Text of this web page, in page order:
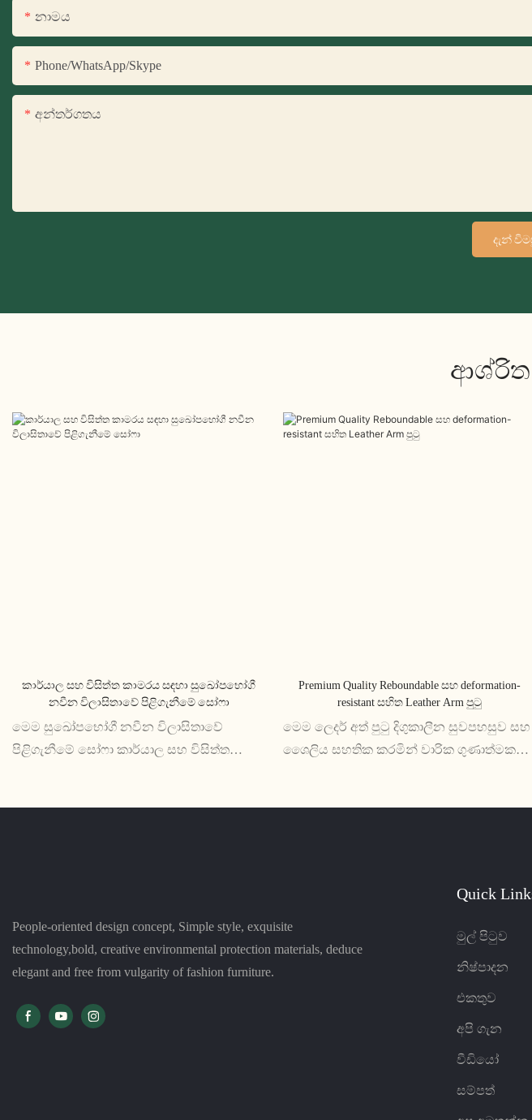
නාමය
Phone/WhatsApp/Skype
අන්තර්ගතය
දැන්
ආශ්රිත
කාර්යාල සහ විසිත්ත කාමරය සඳහා සුඛෝපභෝගී
නවීන විලාසිතාවේ පිළිගැනීමේ සෝෆා
මෙම සුඛෝපභෝගී නවීන විලාසිතාවේ
පිළිගැනීමේ සෝෆා කාර්යාල සහ විසිත්ත
Premium Quality Reboundable සහ deformation-
resistant සහිත Leather Arm පුටු
මෙම ලෙදර් අත් පුටු දිගුකාලීන සුවපහසුව සහ
ශෛලිය සහතික කරමින් වාරික ගුණාත්මක
People-oriented design concept, Simple style, exquisite
technology,bold, creative environmental protection materials, deduce
elegant and free from vulgarity of fashion furniture.
Quick
මුල් පිටුව
නිෂ්පාදන
එකතුව
අපි ගැන
වීඩියෝ
සම්පත්